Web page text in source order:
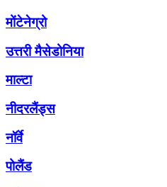
मोंटेनेग्रो
उत्तरी मैसेडोनिया
माल्टा
नीदरलैंड्स
नॉर्वे
पोलैंड